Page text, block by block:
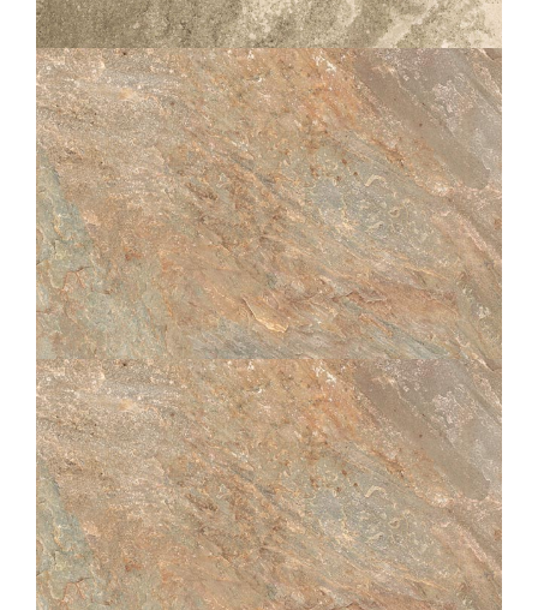
NATUREL STRUCTURÉ ANTIDÉRAPANT
OUTDOOR PLUS 20MM
60X90 60X60 30X60
ZEPHYR
GOLD
60X60 30X60